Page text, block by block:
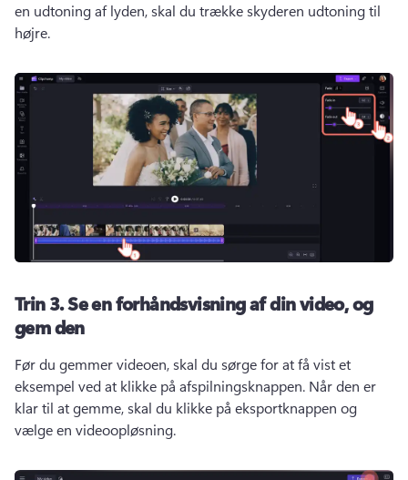
en udtoning af lyden, skal du trække skyderen udtoning til
højre.
Trin 3.Se en forhåndsvisning af din video, og
gem den
Før du gemmer videoen, skal du sørge for at få vist et
eksempel ved at klikke på afspilningsknappen. Når den er
klar til at gemme, skal du klikke på eksportknappen og
vælge en videoopløsning.